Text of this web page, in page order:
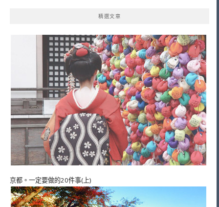
精選文章
京都。一定要做的20件事(上)